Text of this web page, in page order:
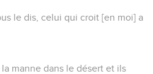
le dis, celui qui croit [en moi] a
manne dans le désert et ils